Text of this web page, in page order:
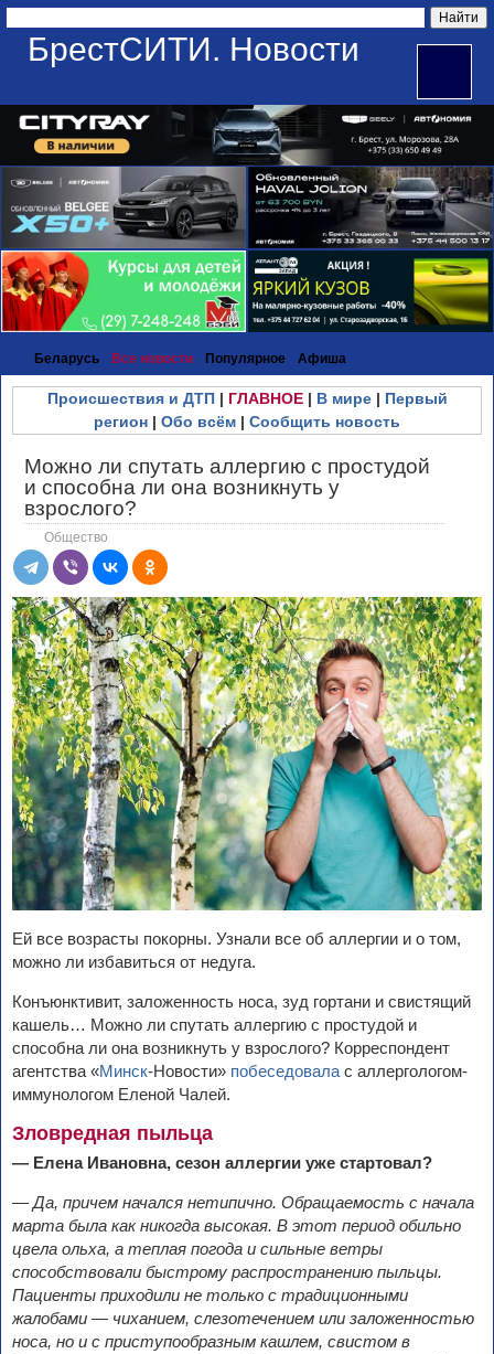
БрестСИТИ. Новости
Беларусь Все новости Популярное Афиша
Происшествия и ДТП| ГЛАВНОЕ| В мире| Первый
регион | Обо всём | Сообщить новость
Можно ли спутать аллергию с простудой
и способна ли она возникнуть у
взрослого?
Общество
Ей все возрасты покорны. Узнали все об аллергии и о том,
можно ли избавиться от недуга.
Конъюнктивит, заложенность носа, зуд гортани и свистящий
кашель… Можно ли спутать аллергию с простудой и
способна ли она возникнуть у взрослого? Корреспондент
агентства «Минск-Новости» побеседовала с аллергологом-
иммунологом Еленой Чалей.
Зловредная пыльца
— Елена Ивановна, сезон аллергии уже стартовал?
— Да, причем начался нетипично. Обращаемость с начала
марта была как никогда высокая. В этот период обильно
цвела ольха, а теплая погода и сильные ветры
способствовали быстрому распространению пыльцы.
Пациенты приходили не только с традиционными
жалобами — чиханием, слезотечением или заложенностью
носа, но и с приступообразным кашлем, свистом в